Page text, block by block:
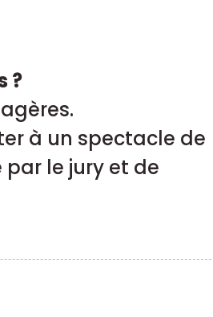
?
à un spectacle de
le jury et de